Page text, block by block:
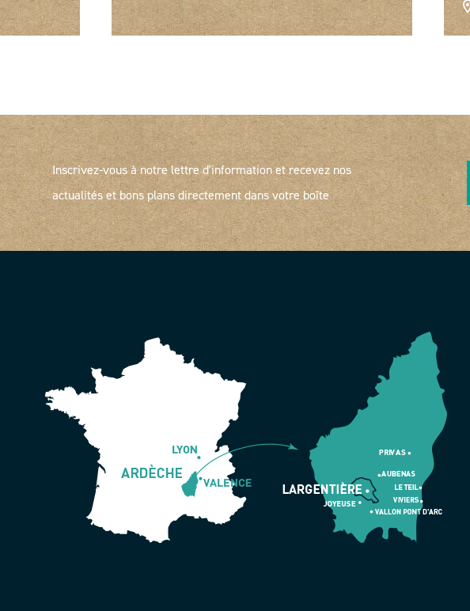
Inscrivez-vous à notre lettre d'information et recevez nos
actualités et bons plans directement dans votre boîte